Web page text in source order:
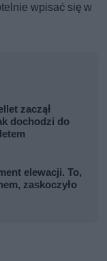
wpisać się w
zaczął
dochodzi do
elewacji. To,
zaskoczyło